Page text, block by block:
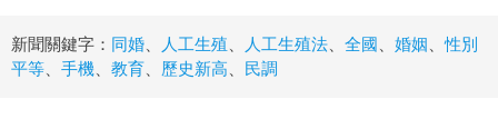
新聞關鍵字： 同婚 人工生殖 人工生殖法 全國 婚姻 、性別
平等
手機 教育 歷史新高 民調